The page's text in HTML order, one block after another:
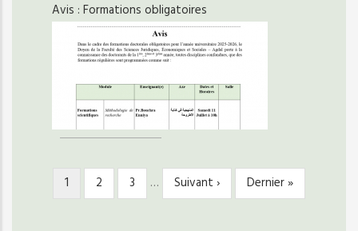
Avis : Formations obligatoires
PAGINATION
Page
courante
1 Page
2 Page
3 …
Page
suivante
Suivant ›
Dernière
page
Dernier »